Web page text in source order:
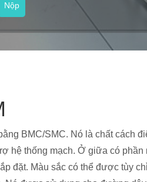
Nộp
BMC/SMC. Nó là chất cách
hệ thống mạch. Ở giữa có phần
đặt. Màu sắc có thể được tùy